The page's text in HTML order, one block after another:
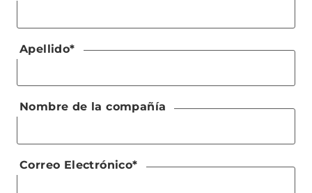
Apellido*
Nombre de la compañía
Correo Electrónico*